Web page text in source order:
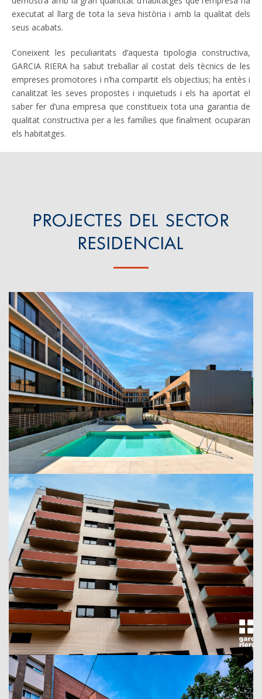
executat al llarg de tota la seva història i amb la qualitat dels
seus acabats.
Coneixent les peculiaritats d’aquesta tipologia constructiva,
GARCIA RIERA ha sabut treballar al costat dels tècnics de les
empreses promotores i n’ha compartit els objectius; ha entès i
canalitzat les seves propostes i inquietuds i els ha aportat el
saber fer d’una empresa que constitueix tota una garantia de
qualitat constructiva per a les famílies que finalment ocuparan
els habitatges.
PROJECTES DEL SECTOR
RESIDENCIAL
Projecte Residencial Mollet del Vallès
Mollet del Vallès, 2022
Metrovacesa
Projecte Residencial Torre dels Vents
Tarragona, 2021
Metrovacesa